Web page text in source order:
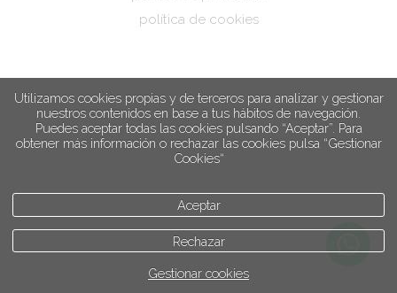
política de cookies
Utilizamos cookies propias y de terceros para analizar y gestionar
nuestros contenidos en base a tus hábitos de navegación.
Puedes aceptar todas las cookies pulsando “Aceptar”. Para
obtener más información o rechazar las cookies pulsa “Gestionar
Cookies“
Aceptar
Rechazar
Gestionar cookies